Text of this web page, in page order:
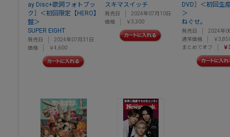
ay Disc+歌詞フォトブッ
ク］＜初回限定【HERO】
盤＞
SUPER EIGHT
発売日
2024年07月31日
価格
￥4,600
スキマスイッチ
発売日
2024年07月10日
価格
￥3,300
DVD］＜初回生
＞
ねぐせ。
発売日
2024年
通常価格
￥
まとめてオフ
￥